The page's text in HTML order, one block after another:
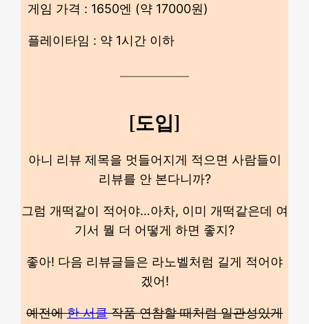
게임 가격 : 1650엔 (약 17000원)
플레이타임 : 약 1시간 이하
[도입]
아니 리뷰 제목을 멋들어지게 적으면 사람들이
리뷰를 안 본다니까?
그럼 개떡같이 적어야…아차, 이미 개떡같은데 여
기서 뭘 더 어떻게 하면 좋지?
좋아! 다음 리뷰글들은 라노벨처럼 길게 적어야
겠어!
예전에한 서클작품 연참할 때처럼 일관성있게